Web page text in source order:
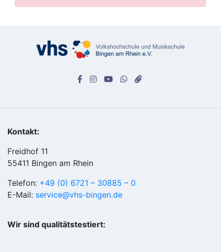
Kontakt:
Freidhof 11
55411 Bingen am Rhein
Telefon: +49 (0) 6721 – 30885 – 0
E-Mail: service@vhs-bingen.de
Wir sind qualitätstestiert: